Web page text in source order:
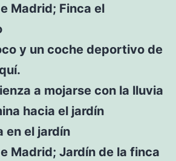
Madrid; Finca el
y un coche deportivo de
a mojarse con la lluvia
hacia el jardín
en el jardín
Madrid; Jardín de la finca